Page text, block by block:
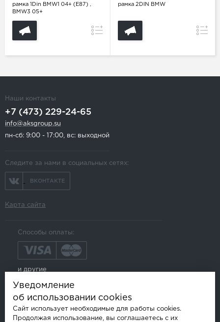
рамка 1Din BMW1 04+ (E87) ,
BMW3 05+
Сравнение
рамка 2DIN BMW
Наши контакты
+7 (473) 229-24-65
info@aksgroup.su
пн-сб: 9:00 - 17:00, вс: выходной
Следите за нами в социальных сетях:
ВКОНТАКТЕ
Карта сайта
Способы оплаты:
и другие
Уведомление
об использовании cookies
Сайт использует необходимые для работы cookies.
Продолжая использование, вы соглашаетесь с их